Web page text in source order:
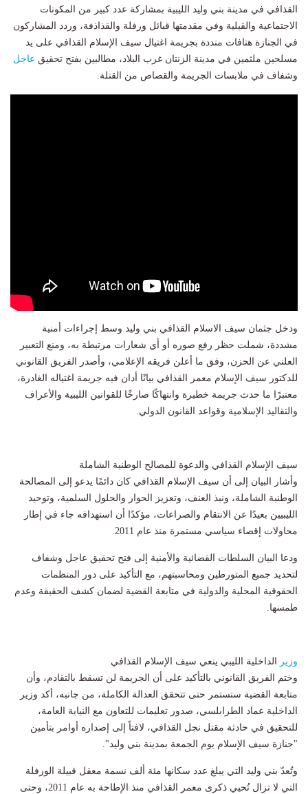
القذافي في مدينة بني وليد الليبية بمشاركة عدد كبير من المكونات
الاجتماعية والقبلية وفي مقدمتها قبائل ورفلة والقذاذفة، وردد المشاركون
في الجنازة هتافات منددة بجريمة اغتيال سيف الإسلام القذافي على يد
مسلحين ملثمين في مدينة الزنتان غرب البلاد، مطالبين بفتح تحقيق عاجل
وشفاف في ملابسات الجريمة والقصاص من القتلة.
ودخل جثمان سيف الاسلام القذافي بني وليد وسط إجراءات أمنية
مشددة، شملت حظر رفع صوره أو أي شعارات مرتبطة به، ومنع التعبير
العلني عن الحزن، وفق ما أعلن فريقه الإعلامي، وأصدر الفريق القانوني
للدكتور سيف الإسلام معمر القذافي بيانًا أدان فيه جريمة اغتياله الغادرة،
معتبرًا ما حدث جريمة خطيرة وانتهاكًا صارخًا للقوانين الليبية والأعراف
والتقاليد الإسلامية وقواعد القانون الدولي.
سيف الإسلام القذافي والدعوة للمصالح الوطنية الشاملة
وأشار البيان إلى أن سيف الإسلام القذافي كان دائمًا يدعو إلى المصالحة
الوطنية الشاملة، ونبذ العنف، وتعزيز الحوار والحلول السلمية، وتوحيد
الليبيين بعيدًا عن الانتقام والصراعات، مؤكدًا أن استهدافه جاء في إطار
محاولات إقصاء سياسي مستمرة منذ عام 2011.
ودعا البيان السلطات القضائية والأمنية إلى فتح تحقيق عاجل وشفاف
لتحديد جميع المتورطين ومحاسبتهم، مع التأكيد على دور المنظمات
الحقوقية المحلية والدولية في متابعة القضية لضمان كشف الحقيقة وعدم
طمسها.
وزير
الداخلية الليبي ينعي سيف الإسلام القذافي
وختم الفريق القانوني بالتأكيد على أن الجريمة لن تسقط بالتقادم، وأن
متابعة القضية ستستمر حتى تتحقق العدالة الكاملة، من جانبه، أكد وزير
الداخلية عماد الطرابلسي، صدور تعليمات للتعاون مع النيابة العامة،
للتحقيق في حادثة مقتل نجل القذافي، لافتاً إلى إصداره أوامر بتأمين
"جنازة سيف الإسلام يوم الجمعة بمدينة بني وليد".
وتُعدّ بني وليد التي يبلغ عدد سكانها مئة ألف نسمة معقل قبيلة الورفلة
التي لا تزال تُحيي ذكرى معمر القذافي منذ الإطاحة به عام 2011، وحتى